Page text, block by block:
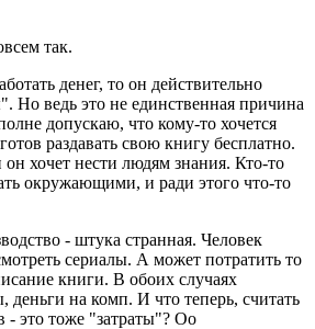
так.
денег, то он действительно
Но ведь это не единственная причина
допускаю, что кому-то хочется
раздавать свою книгу бесплатно.
он хочет нести людям знания. Кто-то
окружающими, и ради этого что-то
- штука странная. Человек
сериалы. А может потратить то
книги. В обоих случаях
деньги на комп. И что теперь, считать
- это тоже "затраты"? Оо